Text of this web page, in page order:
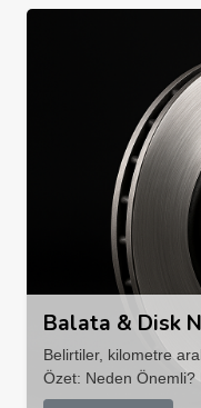
Balata & Disk
Belirtiler, kilometre
Özet: Neden Önemli?